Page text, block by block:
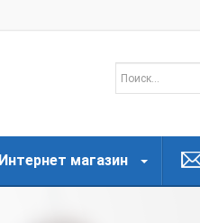
Интернет магазин